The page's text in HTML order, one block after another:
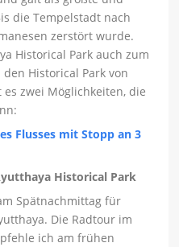
die Tempelstadt nach
zerstört wurde.
Historical Park auch zum
den Historical Park von
zwei Möglichkeiten, die
Flusses mit Stopp an 3
Historical Park
Spätnachmittag für
Die Radtour im
ich am frühen